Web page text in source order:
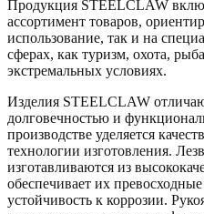
Продукция STEELCLAW
ассортимент товаров,
использование, так и на
сферах, как туризм, охота,
экстремальных условиях.
Изделия STEELCLAW
долговечностью и
производстве уделяется
технологии изготовления.
изготавливаются из
обеспечивает их
устойчивость к коррозии.